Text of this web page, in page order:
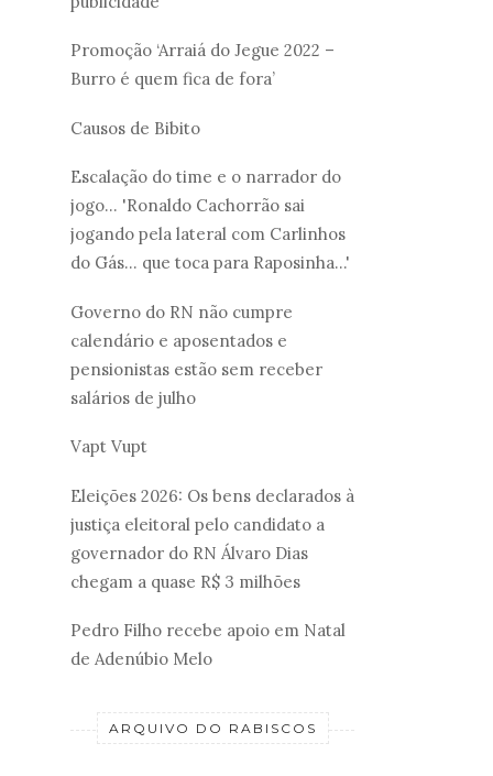
Promoção ‘Arraiá do Jegue 2022 –
Burro é quem fica de fora’
Causos de Bibito
Escalação do time e o narrador do
jogo... 'Ronaldo Cachorrão sai
jogando pela lateral com Carlinhos
do Gás... que toca para Raposinha...'
Governo do RN não cumpre
calendário e aposentados e
pensionistas estão sem receber
salários de julho
Vapt Vupt
Eleições 2026: Os bens declarados à
justiça eleitoral pelo candidato a
governador do RN Álvaro Dias
chegam a quase R$ 3 milhões
Pedro Filho recebe apoio em Natal
de Adenúbio Melo
ARQUIVO DO RABISCOS